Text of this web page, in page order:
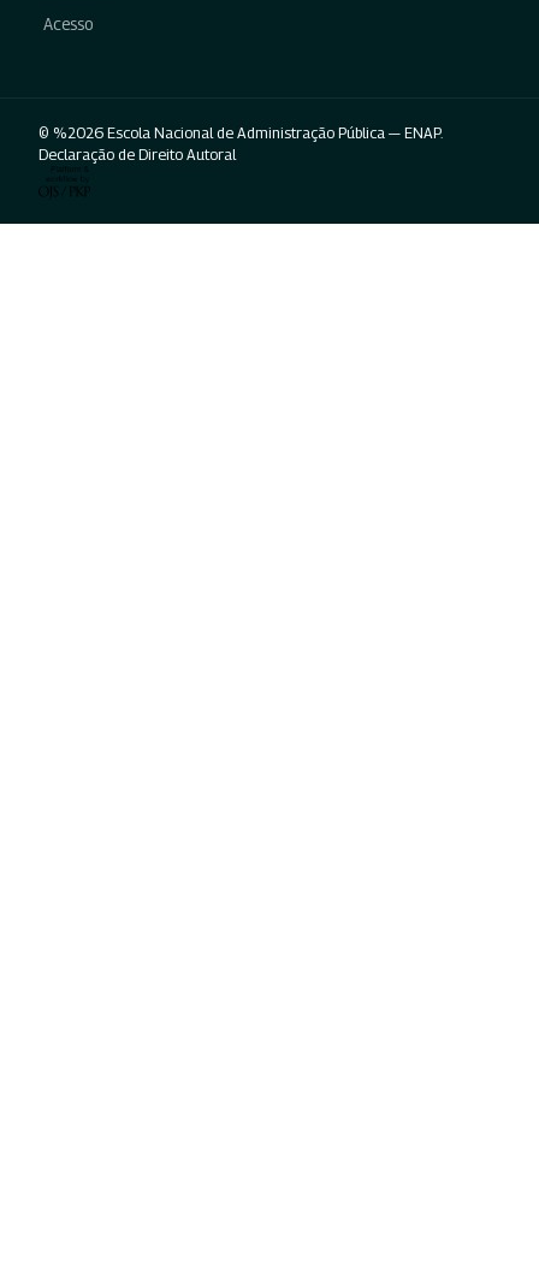
Acesso
© %2026 Escola Nacional de Administração Pública — ENAP.
Declaração de Direito Autoral